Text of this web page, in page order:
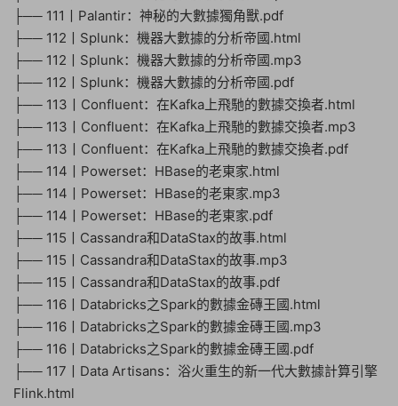
├── 111丨Palantir：神秘的大數據獨角獸.pdf
├── 112丨Splunk：機器大數據的分析帝國.html
├── 112丨Splunk：機器大數據的分析帝國.mp3
├── 112丨Splunk：機器大數據的分析帝國.pdf
├── 113丨Confluent：在Kafka上飛馳的數據交換者.html
├── 113丨Confluent：在Kafka上飛馳的數據交換者.mp3
├── 113丨Confluent：在Kafka上飛馳的數據交換者.pdf
├── 114丨Powerset：HBase的老東家.html
├── 114丨Powerset：HBase的老東家.mp3
├── 114丨Powerset：HBase的老東家.pdf
├── 115丨Cassandra和DataStax的故事.html
├── 115丨Cassandra和DataStax的故事.mp3
├── 115丨Cassandra和DataStax的故事.pdf
├── 116丨Databricks之Spark的數據金磚王國.html
├── 116丨Databricks之Spark的數據金磚王國.mp3
├── 116丨Databricks之Spark的數據金磚王國.pdf
├── 117丨Data Artisans：浴火重生的新一代大數據計算引擎
Flink.html